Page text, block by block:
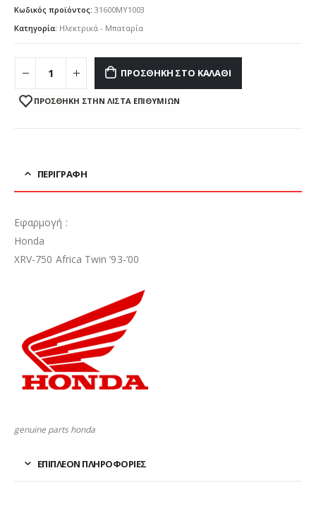
Κωδικός προϊόντος: 31600MY1003
Κατηγορία: Ηλεκτρικά - Μπαταρία
ΠΡΟΣΘΉΚΗ ΣΤΟ ΚΑΛΆΘΙ
ΠΡΌΣΘΉΚΗ ΣΤΗΝ ΛΊΣΤΑ ΕΠΙΘΥΜΙΏΝ
ΠΕΡΙΓΡΑΦΉ
Εφαρμογή :
Honda
XRV-750 Africa Twin ’93-’00
genuine parts honda
ΕΠΙΠΛΈΟΝ ΠΛΗΡΟΦΟΡΊΕΣ